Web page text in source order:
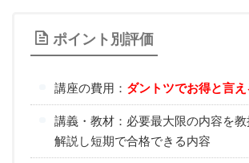
ポイント別評価
講座の費用： ダントツでお得と言え
講義・教材：必要最大限の内容を
解説し短期で合格できる内容